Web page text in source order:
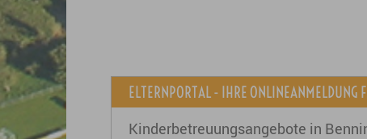
ELTERNPORTAL - IHRE ONLINEANMELDUNG
Kinderbetreuungsangebote in